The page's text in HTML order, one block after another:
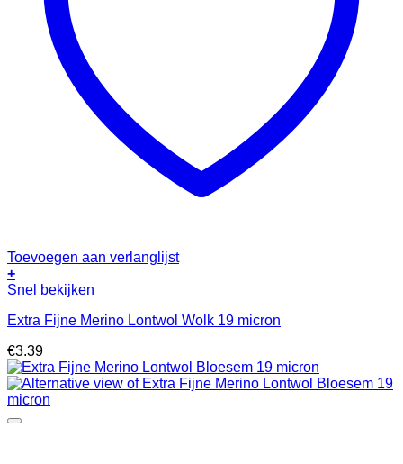
Toevoegen aan verlanglijst
+
Snel bekijken
Extra Fijne Merino Lontwol Wolk 19 micron
€3.39